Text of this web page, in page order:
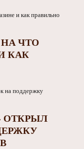
ЧТО
КАК
ОТКРЫЛ